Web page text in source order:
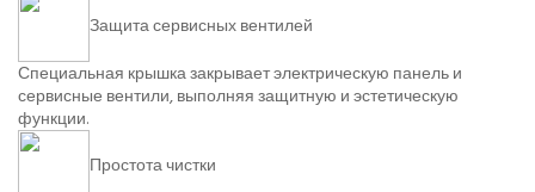
Защита сервисных вентилей
Специальная крышка закрывает электрическую панель и
сервисные вентили, выполняя защитную и эстетическую
функции.
Простота чистки